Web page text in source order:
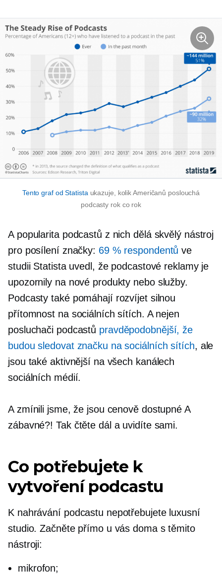
Tento graf od Statista ukazuje, kolik Američanů poslouchá
podcasty rok co rok
A popularita podcastů z nich dělá skvělý nástroj
pro posílení značky: 69 % respondentů ve
studii Statista uvedl, že podcastové reklamy je
upozornily na nové produkty nebo služby.
Podcasty také pomáhají rozvíjet silnou
přítomnost na sociálních sítích. A nejen
posluchači podcastů pravděpodobnější, že
budou sledovat značku na sociálních sítích, ale
jsou také aktivnější na všech kanálech
sociálních médií.
A zmínili jsme, že jsou cenově dostupné A
zábavné?! Tak čtěte dál a uvidíte sami.
Co potřebujete k
vytvoření podcastu
K nahrávání podcastu nepotřebujete luxusní
studio. Začněte přímo u vás doma s těmito
nástroji:
mikrofon;